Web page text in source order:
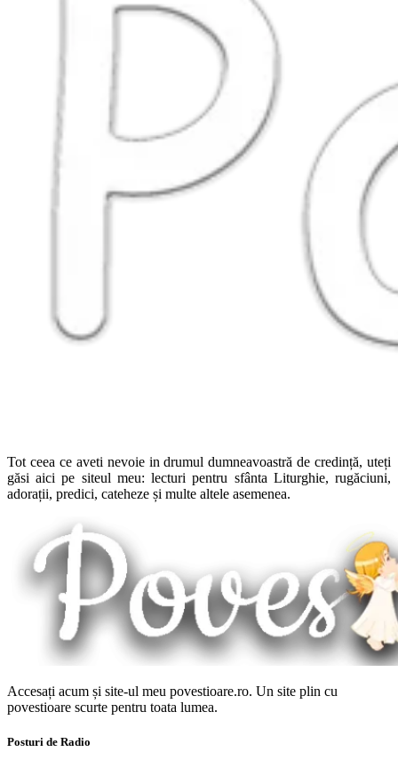
Tot ceea ce aveti nevoie in drumul dumneavoastră de credință, uteți
găsi aici pe siteul meu: lecturi pentru sfânta Liturghie, rugăciuni,
adorații, predici, cateheze și multe altele asemenea.
Accesați acum și site-ul meu povestioare.ro. Un site plin cu
povestioare scurte pentru toata lumea.
Posturi de Radio